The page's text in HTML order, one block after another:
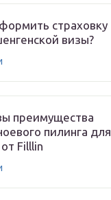
страховку
визы?
преимущества
пилинга для
Filllin